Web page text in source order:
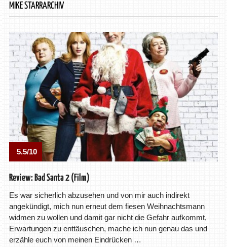
MIKE STARRARCHIV
5.5/10
Review: Bad Santa 2 (Film)
Es war sicherlich abzusehen und von mir auch indirekt
angekündigt, mich nun erneut dem fiesen Weihnachtsmann
widmen zu wollen und damit gar nicht die Gefahr aufkommt,
Erwartungen zu enttäuschen, mache ich nun genau das und
erzähle euch von meinen Eindrücken …